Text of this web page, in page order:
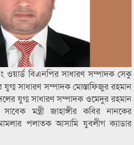
ওয়ার্ড বিএনপির সাধারণ সম্পাদক সেকু
সাধারণ সম্পাদক মোস্তাফিজুর রহমান
যুগ্ম সাধারণ সম্পাদক ওমেদুর রহমান
মন্ত্রী জাহাঙ্গীর কবির নানকের
পলাতক আসামি যুবলীগ ক্যাডার